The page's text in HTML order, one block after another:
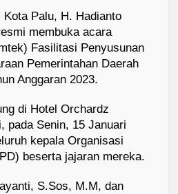
Kota Palu, H. Hadianto
membuka acara
) Fasilitasi Penyusunan
Pemerintahan Daerah
Anggaran 2023.
di Hotel Orchardz
pada Senin, 15 Januari
kepala Organisasi
beserta jajaran mereka.
S.Sos, M.M, dan